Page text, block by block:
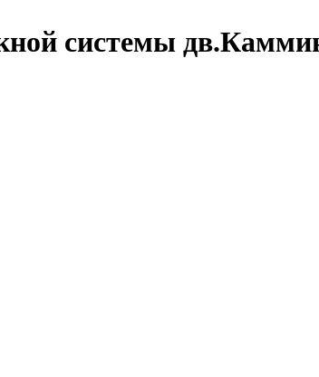
системы